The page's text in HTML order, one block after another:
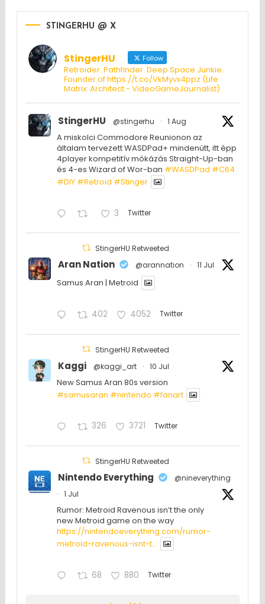
STINGERHU @ X
StingerHU Follow
Retroider. Pathfinder. Deep Space Junkie.
Founder of https://t.co/VkMyvx4ppz (Life
Matrix: Architect - VideoGameJournalist)
StingerHU @stingerhu · 1 Aug
A miskolci Commodore Reunionon az
általam tervezett WASDPad+ mindenütt, itt épp
4player kompetitív mókázás Straight-Up-ban
és 4-es Wizard of Wor-ban #WASDPad #C64
#DIY #Retroid #Stinger
3 Twitter
StingerHU Retweeted
Aran Nation @arannation · 11 Jul
Samus Aran | Metroid
402 4052 Twitter
StingerHU Retweeted
Kaggi @kaggi_art · 10 Jul
New Samus Aran 80s version
#samusaran #nintendo #fanartㅤㅤㅤㅤ
326 3721 Twitter
StingerHU Retweeted
Nintendo Everything
@nineverything
·
1 Jul
Rumor: Metroid Ravenous isn’t the only
new Metroid game on the way
https://nintendoeverything.com/rumor-
metroid-ravenous-isnt-t...
68 880 Twitter